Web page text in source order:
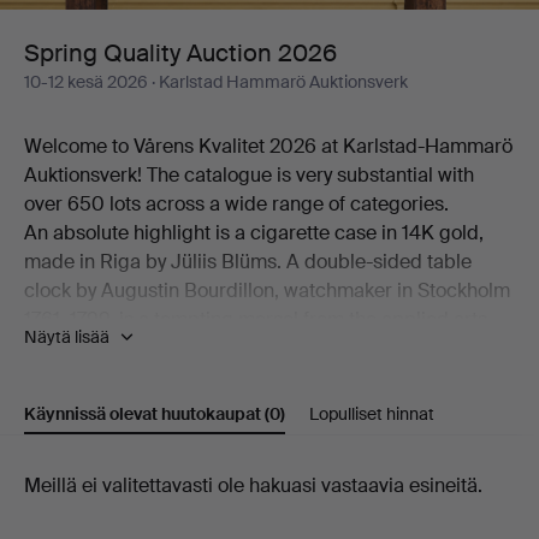
Spring Quality Auction 2026
10-12 kesä 2026 · Karlstad Hammarö Auktionsverk
Welcome to Vårens Kvalitet 2026 at Karlstad-Hammarö
Auktionsverk! The catalogue is very substantial with
over 650 lots across a wide range of categories.
An absolute highlight is a cigarette case in 14K gold,
made in Riga by Jüliis Blüms. A double-sided table
clock by Augustin Bourdillon, watchmaker in Stockholm
section, and among the mechanical dream objects is
The art section presents a broad range of works. On
offer are paintings and woodblock prints by Lars Lerin,
Nilsson and Otto Hesselbom, a high-quality work by
Näytä lisää
Käynnissä olevat huutokaupat(0) Lopulliset hinnat
Käynnissä
Meillä ei valitettavasti ole hakuasi vastaavia esineitä.